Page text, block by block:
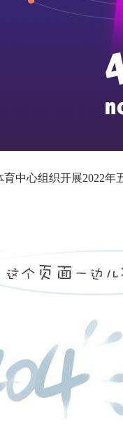
心组织开展2022年